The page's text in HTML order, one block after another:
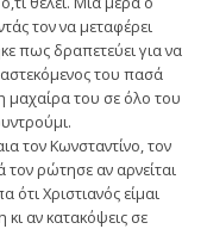
τον να μεταφέρει
πως δραπετεύει για να
του πασά
μαχαίρα του σε όλο του
τον Κωνσταντίνο, τον
τον ρώτησε αν αρνείται
ότι Χριστιανός είμαι
αν κατακόψεις σε